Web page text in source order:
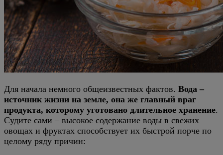
Для начала немного общеизвестных фактов. Вода –
источник жизни на земле, она же главный враг
продукта, которому уготовано длительное хранение.
Судите сами – высокое содержание воды в свежих
овощах и фруктах способствует их быстрой порче по
целому ряду причин: